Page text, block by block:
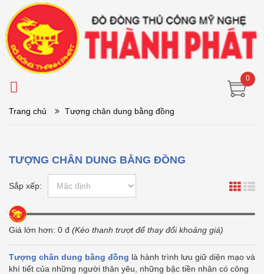
0
Trang chủ Tượng chân dung bằng đồng
TƯỢNG CHÂN DUNG BẰNG ĐỒNG
Sắp xếp:
Giá lớn hơn: 0 đ (Kéo thanh trượt để thay đổi khoảng giá)
Tượng chân dung bằng đồng là hành trình lưu giữ diện mạo và
khí tiết của những người thân yêu, những bậc tiền nhân có công